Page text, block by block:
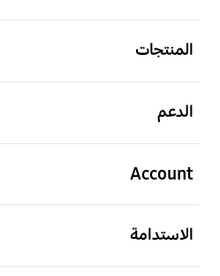
المنتجات
الدعم
Account
الاستدامة